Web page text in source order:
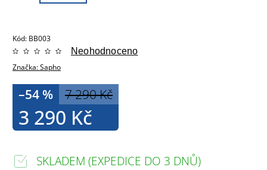
Kód: BB003
Značka:Sapho
Neohodnoceno
7 290 Kč
–54 %
3 290 Kč
SKLADEM (EXPEDICE DO 3 DNŮ)